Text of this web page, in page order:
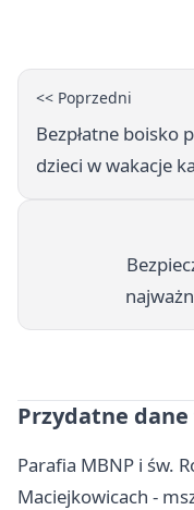
<< Poprzedni
Bezpłatne boisko
dzieci w wakacje
Przydatne
Parafia MBNP i św.
Maciejkowicach -